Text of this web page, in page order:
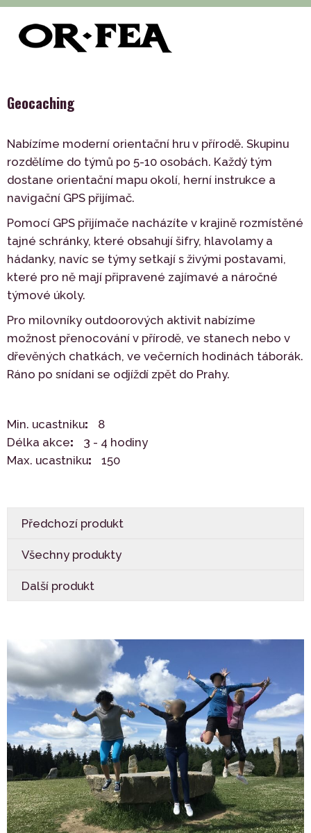
of-fea, programové centrum > Služby
Outdoor > Geocaching
Geocaching
Nabízíme moderní orientační hru v přírodě. Skupinu
rozdělíme do týmů po 5-10 osobách. Každý tým
dostane orientační mapu okolí, herní instrukce a
navigační GPS přijímač.
Pomocí GPS přijímače nacházíte v krajině rozmístěné
tajné schránky, které obsahují šifry, hlavolamy a
hádanky, navíc se týmy setkají s živými postavami,
které pro ně mají připravené zajímavé a náročné
týmové úkoly.
Pro milovníky outdoorových aktivit nabízíme
možnost přenocování v přírodě, ve stanech nebo v
dřevěných chatkách, ve večerních hodinách táborák.
Ráno po snídani se odjíždí zpět do Prahy.
Min. ucastniku
8
Délka akce
3 - 4 hodiny
Max. ucastniku
150
Předchozí produkt
Všechny produkty
Další produkt